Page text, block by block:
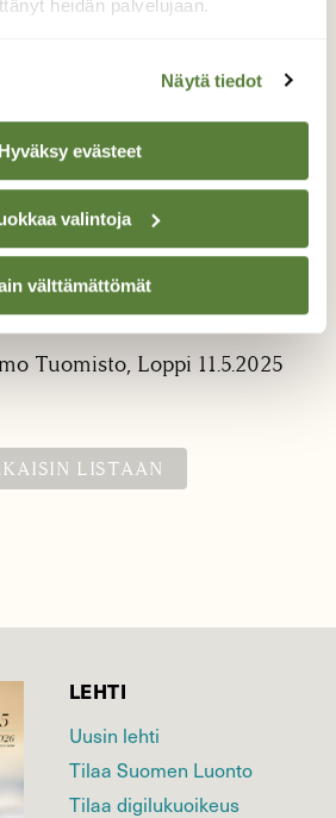
heidän palvelujaan.
Näytä tiedot
Hyväksy evästeet
valintoja
välttämättömät
Lopella. Pönttö on ollut
ja nyt ensimmäinen
pesintä.
Tuomisto, Loppi 11.5.2025
LISTAAN
LEHTI
Uusin lehti
Tilaa Suomen Luonto
Tilaa digilukuoikeus